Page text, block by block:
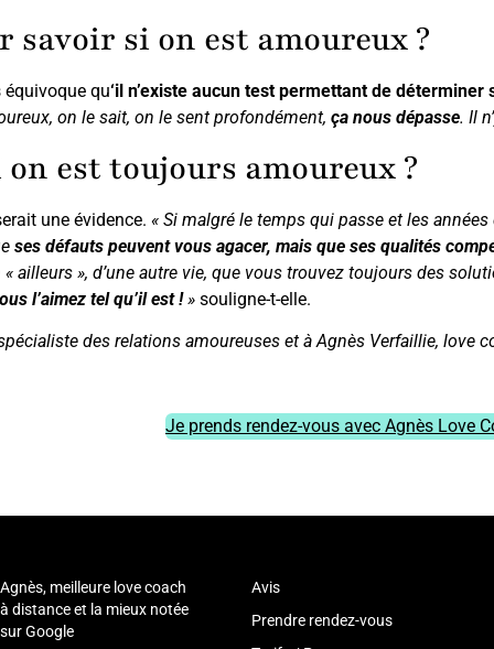
savoir si on est amoureux ?
qu‘il n’existe aucun test permettant de déterminer
on le sait, on le sent profondément, ça nous dépasse. Il
est toujours amoureux ?
une évidence. « Si malgré le temps qui passe et les années
ses défauts peuvent vous agacer, mais que ses qualités
« ailleurs », d’une autre vie, que vous trouvez toujours des
l’aimez tel qu’il est !» souligne-t-elle.
des relations amoureuses et à Agnès Verfaillie, love
Je prends rendez-vous avec Agnès Love
Agnès, meilleure love coach
à distance et la mieux notée
sur Google
Avis
Prendre rendez-vous